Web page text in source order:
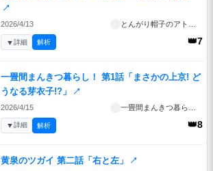
↗
2026/4/13
👑7
▼詳細 解析
一畳間まんきつ暮らし！ 第1話「まさかの上京! ど
うなる芽衣子!?」
↗
2026/4/15
👑8
▼詳細 解析
黄泉のツガイ 第二話「右と左」 ↗